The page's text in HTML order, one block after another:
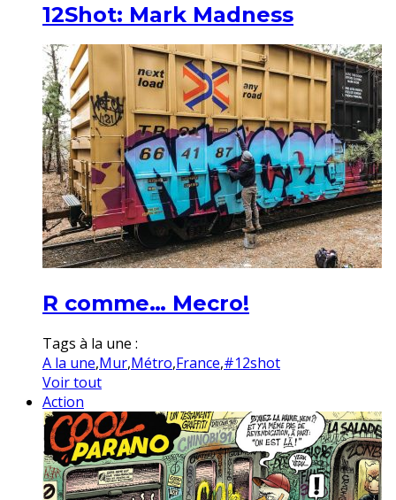
12Shot: Mark Madness
R comme… Mecro!
Tags à la une :
A la une,Mur,Métro,France,#12shot
Voir tout
Action